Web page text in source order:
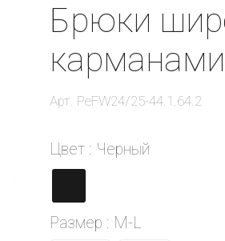
Брюки
Арт. РеFW24/25-44.1.64.2
Цвет : Черный
Размер : M-L